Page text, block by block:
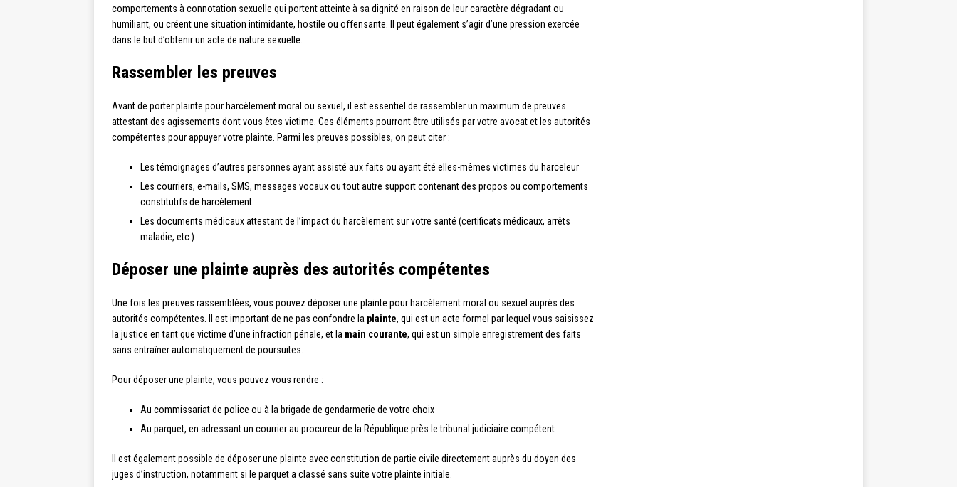
comportements à connotation sexuelle qui portent atteinte à sa dignité en raison de leur caractère dégradant ou
humiliant, ou créent une situation intimidante, hostile ou offensante. Il peut également s’agir d’une pression exercée
dans le but d’obtenir un acte de nature sexuelle.
Rassembler les preuves
Avant de porter plainte pour harcèlement moral ou sexuel, il est essentiel de rassembler un maximum de preuves
attestant des agissements dont vous êtes victime. Ces éléments pourront être utilisés par votre avocat et les autorités
compétentes pour appuyer votre plainte. Parmi les preuves possibles, on peut citer :
Les témoignages d’autres personnes ayant assisté aux faits ou ayant été elles-mêmes victimes du harceleur
Les courriers, e-mails, SMS, messages vocaux ou tout autre support contenant des propos ou comportements
constitutifs de harcèlement
Les documents médicaux attestant de l’impact du harcèlement sur votre santé (certificats médicaux, arrêts
maladie, etc.)
Déposer une plainte auprès des autorités compétentes
Une fois les preuves rassemblées, vous pouvez déposer une plainte pour harcèlement moral ou sexuel auprès des
autorités compétentes. Il est important de ne pas confondre la plainte, qui est un acte formel par lequel vous saisissez
la justice en tant que victime d’une infraction pénale, et la main courante, qui est un simple enregistrement des faits
sans entraîner automatiquement de poursuites.
Pour déposer une plainte, vous pouvez vous rendre :
Au commissariat de police ou à la brigade de gendarmerie de votre choix
Au parquet, en adressant un courrier au procureur de la République près le tribunal judiciaire compétent
Il est également possible de déposer une plainte avec constitution de partie civile directement auprès du doyen des
juges d’instruction, notamment si le parquet a classé sans suite votre plainte initiale.